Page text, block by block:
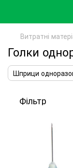
Витратні
Голки
Шприци
Фільтр